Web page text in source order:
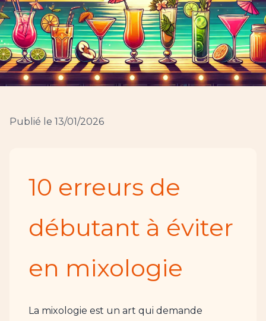
Publié le 13/01/2026
10 erreurs de
débutant à éviter
en mixologie
La mixologie est un art qui demande